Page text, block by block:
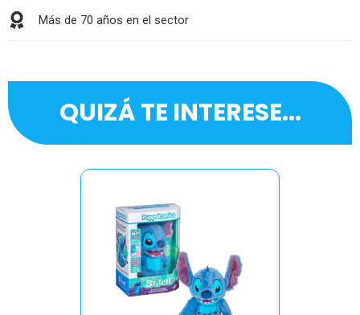
Más de 70 años en el sector
QUIZÁ TE INTERESE...